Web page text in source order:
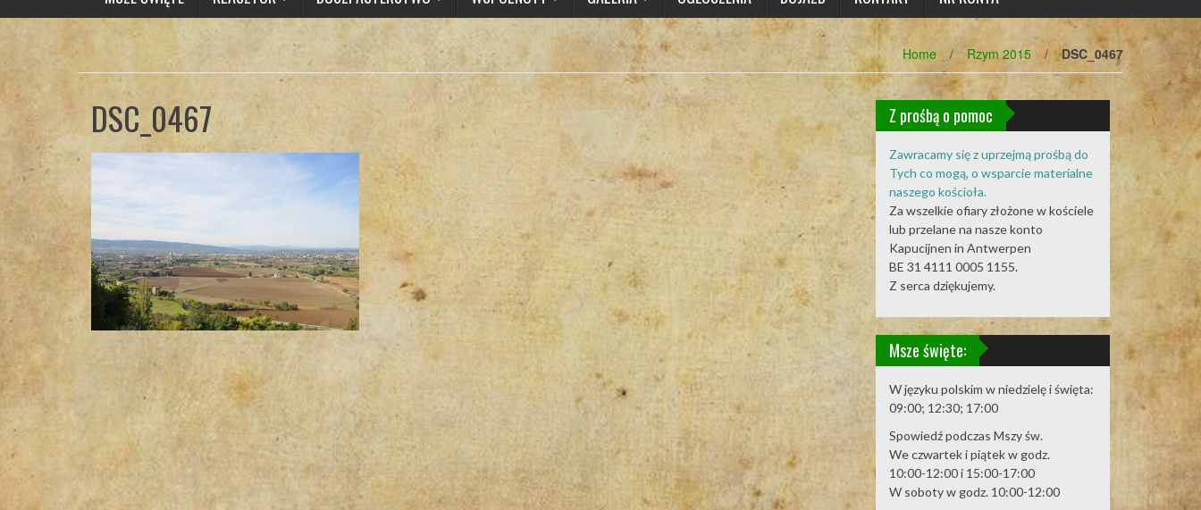
Home / Rzym 2015 / DSC_0467
DSC_0467 Z prośbą o pomoc
Zawracamy się z uprzejmą prośbą do
Tych co mogą, o wsparcie materialne
naszego kościoła.
Za wszelkie ofiary złożone w kościele
lub przelane na nasze konto
Kapucijnen in Antwerpen
BE 31 4111 0005 1155.
Z serca dziękujemy.
Msze święte:
W języku polskim w niedzielę i święta:
09:00; 12:30; 17:00
Spowiedź podczas Mszy św.
We czwartek i piątek w godz.
10:00-12:00 i 15:00-17:00
W soboty w godz. 10:00-12:00